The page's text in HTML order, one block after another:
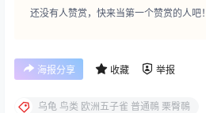
还没有人赞赏，快来当第一个赞赏的人吧！
海报分享 收藏 举报
乌龟 鸟类 欧洲五子雀 普通鳾 栗臀鳾